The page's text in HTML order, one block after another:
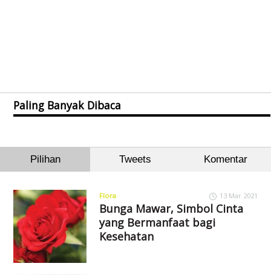
Paling Banyak Dibaca
Pilihan Tweets Komentar
Flora 13 Mar 2021
Bunga Mawar, Simbol Cinta
yang Bermanfaat bagi
Kesehatan